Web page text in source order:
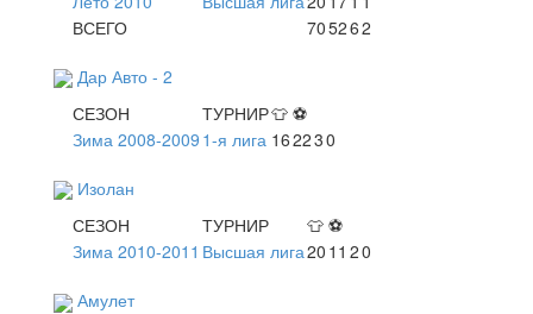
ВСЕГО
705262
Дар Авто - 2
СЕЗОН
ТУРНИР👕 ⚽
Зима 2008-2009 1-я лига 162230
Изолан
СЕЗОН
ТУРНИР 👕 ⚽
Зима 2010-2011 Высшая лига20 11 20
Амулет